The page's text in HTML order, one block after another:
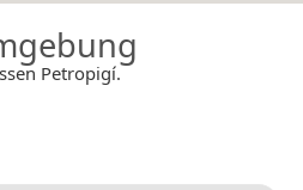
Petropigí.